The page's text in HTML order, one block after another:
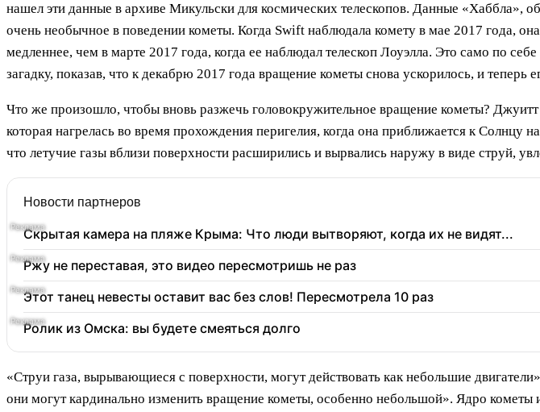
нашел эти данные в архиве Микульски для космических телескопов. Данные «Хаббла»,
очень необычное в поведении кометы. Когда Swift наблюдала комету в мае 2017 года,
медленнее, чем в марте 2017 года, когда ее наблюдал телескоп Лоуэлла. Это само по
загадку, показав, что к декабрю 2017 года вращение кометы снова ускорилось, и теперь
Что же произошло, чтобы вновь разжечь головокружительное вращение кометы? Джуитт
которая нагрелась во время прохождения перигелия, когда она приближается к Солнцу
что летучие газы вблизи поверхности расширились и вырвались наружу в виде струй,
Новости партнеров
Скрытая камера на пляже Крыма: Что люди вытворяют, когда их не видят...
Ржу не переставая, это видео пересмотришь не раз
Этот танец невесты оставит вас без слов! Пересмотрела 10 раз
Ролик из Омска: вы будете смеяться долго
«Струи газа, вырывающиеся с поверхности, могут действовать как небольшие
они могут кардинально изменить вращение кометы, особенно небольшой». Ядро